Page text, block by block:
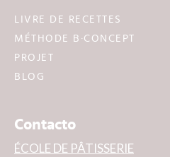
LIVRE DE RECETTES
MÉTHODE B·CONCEPT
PROJET
BLOG
Contacto
ÉCOLE DE PÂTISSERIE